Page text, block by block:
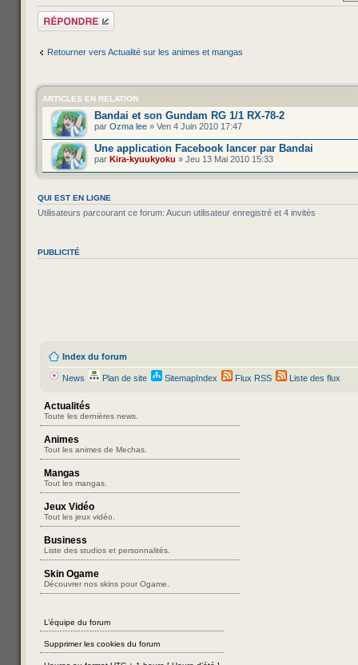
Répondre
Retourner vers Actualité sur les animes et mangas
ARTICLES EN RELATION
Bandai et son Gundam RG 1/1 RX-78-2
par Ozma lee » Ven 4 Juin 2010 17:47
Une application Facebook lancer par Bandai
par Kira-kyuukyoku » Jeu 13 Mai 2010 15:33
QUI EST EN LIGNE
Utilisateurs parcourant ce forum: Aucun utilisateur enregistré et 4 invités
PUBLICITÉ
Index du forum
News Plan de site SitemapIndex Flux RSS Liste des flux
Actualités
Toute les dernières news.
Animes
Tout les animes de Mechas.
Mangas
Tout les mangas.
Jeux Vidéo
Tout les jeux vidéo.
Business
Liste des studios et personnalités.
Skin Ogame
Découvrer nos skins pour Ogame.
L’équipe du forum
Supprimer les cookies du forum